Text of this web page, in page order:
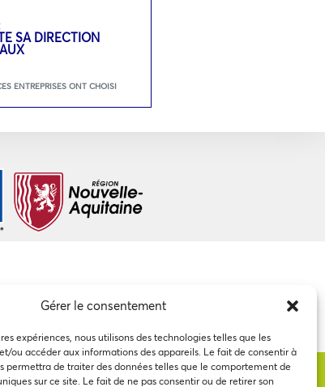
Gérer le consentement
expériences, nous utilisons des technologies telles que les
ou accéder aux informations des appareils. Le fait de consentir à
permettra de traiter des données telles que le comportement de
sur ce site. Le fait de ne pas consentir ou de retirer son
SA DIRECTION
ENTREPRISES ONT CHOISI